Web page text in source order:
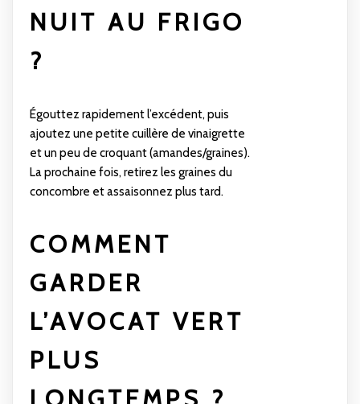
NUIT AU FRIGO
?
Égouttez rapidement l’excédent, puis
ajoutez une petite cuillère de vinaigrette
et un peu de croquant (amandes/graines).
La prochaine fois, retirez les graines du
concombre et assaisonnez plus tard.
COMMENT
GARDER
L’AVOCAT VERT
PLUS